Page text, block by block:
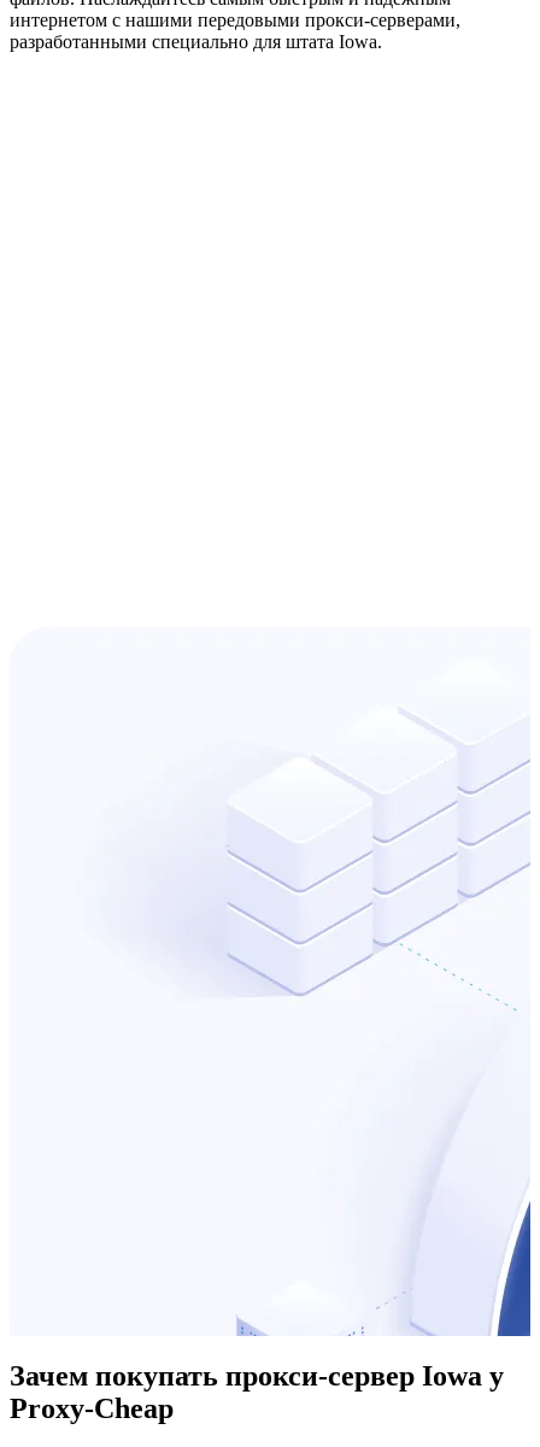
интернетом с нашими передовыми прокси-серверами,
разработанными специально для штата Iowa.
Зачем покупать прокси-сервер Iowa у
Proxy-Cheap